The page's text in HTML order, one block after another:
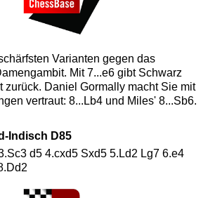
Varianten gegen das
Mit 7...e6 gibt Schwarz
zurück. Daniel Gormally macht Sie mit
vertraut: 8...Lb4 und Miles' 8...Sb6.
Indisch D85
d5 4.cxd5 Sxd5 5.Ld2 Lg7 6.e4